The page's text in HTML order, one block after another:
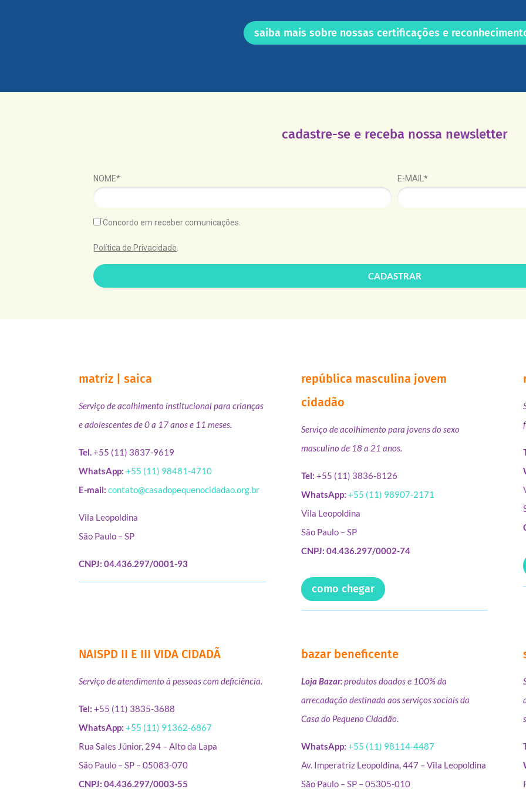
saiba mais sobre nossas certificações e
cadastre-se e receba nossa newsletter
NOME* E-MAIL*
Concordo em receber comunicações.
Política de Privacidade.
CADASTRAR
matriz | saica
Serviço de acolhimento institucional para crianças
e adolescentes de 0 a 17 anos e 11 meses.
Tel.+55 (11) 3837-9619
WhatsApp: +55 (11) 98481-4710
E-mail: contato@casadopequenocidadao.org.br
Vila Leopoldina
São Paulo – SP
CNPJ: 04.436.297/0001-93
república masculina jovem
cidadão
Serviço de acolhimento para jovens do sexo
masculino de 18 a 21 anos.
Tel: +55 (11) 3836-8126
WhatsApp: +55 (11) 98907-2171
Vila Leopoldina
São Paulo – SP
CNPJ: 04.436.297/0002-74
como chegar
NAISPD II E III VIDA CIDADÃ
Serviço de atendimento à pessoas com deficiência.
Tel: +55 (11) 3835-3688
WhatsApp:+55 (11) 91362-6867
Rua Sales Júnior, 294 – Alto da Lapa
São Paulo – SP – 05083-070
CNPJ: 04.436.297/0003-55
bazar beneficente
Loja Bazar:produtos doados e 100% da
arrecadação destinada aos serviços sociais da
Casa do Pequeno Cidadão.
WhatsApp: +55 (11) 98114-4487
Av. Imperatriz Leopoldina, 447 – Vila Leopoldina
São Paulo – SP – 05305-010